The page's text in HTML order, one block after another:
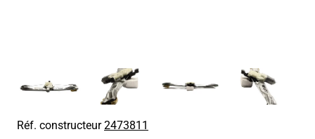
Réf. constructeur2473811